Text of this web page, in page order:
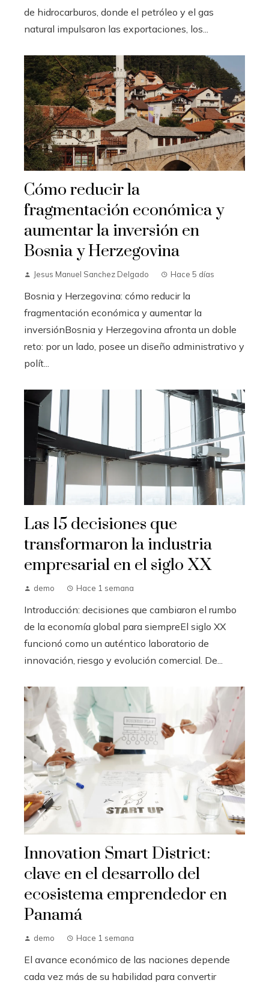
de hidrocarburos, donde el petróleo y el gas
natural impulsaron las exportaciones, los...
Cómo reducir la
fragmentación económica y
aumentar la inversión en
Bosnia y Herzegovina
Jesus Manuel Sanchez Delgado Hace 5 días
Bosnia y Herzegovina: cómo reducir la
fragmentación económica y aumentar la
inversiónBosnia y Herzegovina afronta un doble
reto: por un lado, posee un diseño administrativo y
polít...
Las 15 decisiones que
transformaron la industria
empresarial en el siglo XX
demo Hace 1 semana
Introducción: decisiones que cambiaron el rumbo
de la economía global para siempreEl siglo XX
funcionó como un auténtico laboratorio de
innovación, riesgo y evolución comercial. De...
Innovation Smart District:
clave en el desarrollo del
ecosistema emprendedor en
Panamá
demo Hace 1 semana
El avance económico de las naciones depende
cada vez más de su habilidad para convertir